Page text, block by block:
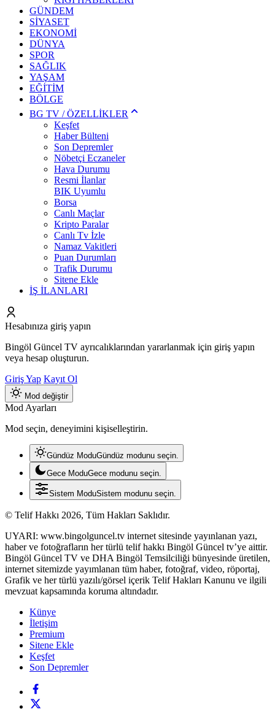
GÜNDEM
SİYASET
EKONOMİ
DÜNYA
SPOR
SAĞLIK
YAŞAM
EĞİTİM
BÖLGE
BG TV / ÖZELLİKLER
Keşfet
Haber Bülteni
Son Depremler
Nöbetçi Eczaneler
Hava Durumu
Resmi İlanlar
BIK Uyumlu
Borsa
Canlı Maçlar
Kripto Paralar
Canlı Tv İzle
Namaz Vakitleri
Puan Durumları
Trafik Durumu
Sitene Ekle
İŞ İLANLARI
Hesabınıza giriş yapın
Bingöl Güncel TV ayrıcalıklarından yararlanmak için giriş yapın
veya hesap oluşturun.
Giriş Yap Kayıt Ol
Mod değiştir
Mod Ayarları
Mod seçin, deneyimini kişiselleştirin.
Gündüz ModuGündüz modunu seçin.
Gece ModuGece modunu seçin.
Sistem ModuSistem modunu seçin.
© Telif Hakkı 2026, Tüm Hakları Saklıdır.
UYARI: www.bingolguncel.tv internet sitesinde yayınlanan yazı,
haber ve fotoğrafların her türlü telif hakkı Bingöl Güncel tv’ye aittir.
Bingöl Güncel TV ve DHA Bingöl Temsilciliği bünyesinde üretilen,
internet sitemizde yayımlanan tüm haber, fotoğraf, video, röportaj,
Grafik ve her türlü yazılı/görsel içerik Telif Hakları Kanunu ve ilgili
mevzuat kapsamında koruma altındadır.
Künye
İletişim
Premium
Sitene Ekle
Keşfet
Son Depremler